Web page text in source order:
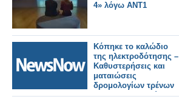
4» λόγω ΑΝΤ1
Κόπηκε το καλώδιο
της ηλεκτροδότησης –
Καθυστερήσεις και
ματαιώσεις
δρομολογίων τρένων
και προαστιακού.